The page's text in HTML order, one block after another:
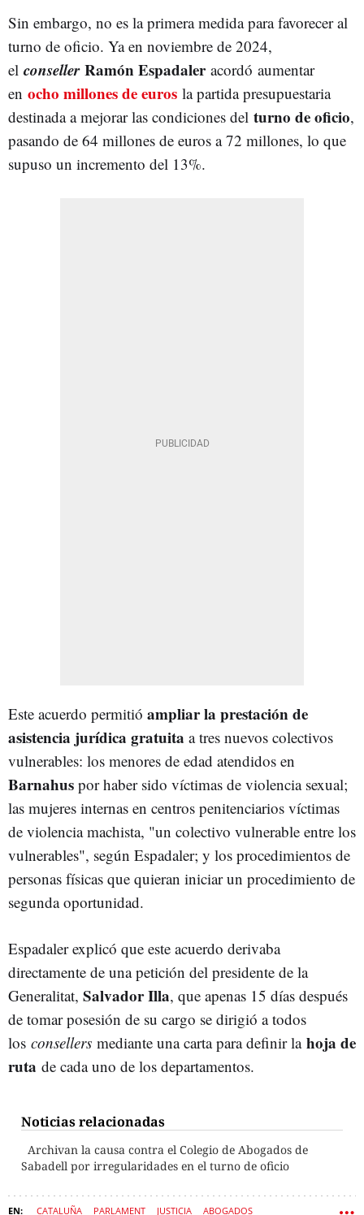
Sin embargo, no es la primera medida para favorecer al
turno de oficio. Ya en noviembre de 2024,
el consellerRamón Espadaler acordó aumentar
en ocho millones de euros la partida presupuestaria
destinada a mejorar las condiciones del turno de oficio,
pasando de 64 millones de euros a 72 millones, lo que
supuso un incremento del 13%.
Este acuerdo permitió ampliar la prestación de
asistencia jurídica gratuita a tres nuevos colectivos
vulnerables: los menores de edad atendidos en
Barnahus por haber sido víctimas de violencia sexual;
las mujeres internas en centros penitenciarios víctimas
de violencia machista, "un colectivo vulnerable entre los
vulnerables", según Espadaler; y los procedimientos de
personas físicas que quieran iniciar un procedimiento de
segunda oportunidad.
Espadaler explicó que este acuerdo derivaba
directamente de una petición del presidente de la
Generalitat, Salvador Illa, que apenas 15 días después
de tomar posesión de su cargo se dirigió a todos
los consellers mediante una carta para definir la hoja de
ruta de cada uno de los departamentos.
Noticias relacionadas
Archivan la causa contra el Colegio de Abogados de
Sabadell por irregularidades en el turno de oficio
CATALUÑA PARLAMENT JUSTICIA ABOGADOS